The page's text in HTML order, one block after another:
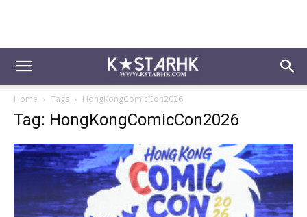
Home Tags HongKongComicCon2026
Tag: HongKongComicCon2026